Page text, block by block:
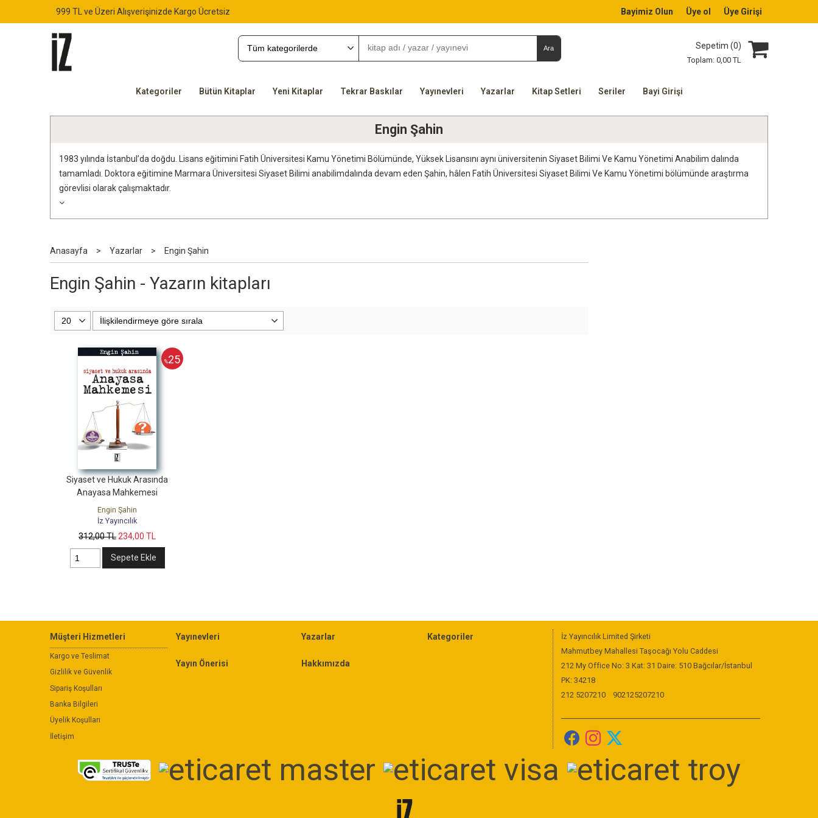
999 TL ve Üzeri Alışverişinizde Kargo Ücretsiz Bayimiz Olun Üye ol Üye Girişi
Ara Sepetim (0)
Toplam:0,00 TL
Kategoriler Bütün Kitaplar Yeni Kitaplar Tekrar Baskılar Yayınevleri Yazarlar Kitap Setleri Seriler Bayi Girişi
Engin Şahin
1983 yılında İstanbul’da doğdu. Lisans eğitimini Fatih Üniversitesi Kamu Yönetimi Bölümünde, Yüksek Lisansını aynı üniversitenin Siyaset Bilimi Ve Kamu Yönetimi Anabilim dalında
tamamladı. Doktora eğitimine Marmara Üniversitesi Siyaset Bilimi anabilimdalında devam eden Şahin, hâlen Fatih Üniversitesi Siyaset Bilimi Ve Kamu Yönetimi bölümünde araştırma
görevlisi olarak çalışmaktadır.
Anasayfa > Yazarlar > Engin Şahin
Engin Şahin - Yazarın kitapları
%25
Siyaset ve Hukuk Arasında
Anayasa Mahkemesi
Engin Şahin
İz Yayıncılık
312,00TL234,00 TL
Sepete Ekle
Müşteri Hizmetleri
Kargo ve Teslimat
Gizlilik ve Güvenlik
Sipariş Koşulları
Banka Bilgileri
Üyelik Koşulları
İletişim
Yayınevleri Yazarlar Kategoriler
Yayın Önerisi Hakkımızda
İz Yayıncılık Limited Şirketi
Mahmutbey Mahallesi Taşocağı Yolu Caddesi
212 My Office No: 3 Kat: 31 Daire: 510 Bağcılar/İstanbul
PK: 34218
212 5207210
902125207210